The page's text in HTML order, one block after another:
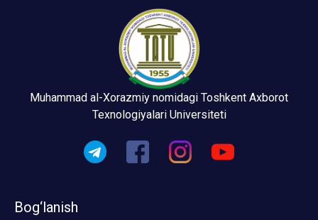
Muhammad al-Xorazmiy nomidagi Toshkent Axborot
Texnologiyalari Universiteti
Bog‘lanish